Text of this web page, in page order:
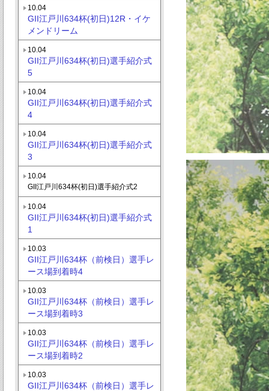
10.04
GII江戸川634杯(初日)12R・イケ
メンドリーム
10.04
GII江戸川634杯(初日)選手紹介式
5
10.04
GII江戸川634杯(初日)選手紹介式
4
10.04
GII江戸川634杯(初日)選手紹介式
3
10.04
GII江戸川634杯(初日)選手紹介式2
10.04
GII江戸川634杯(初日)選手紹介式
1
10.03
GII江戸川634杯（前検日）選手レ
ース場到着時4
10.03
GII江戸川634杯（前検日）選手レ
ース場到着時3
10.03
GII江戸川634杯（前検日）選手レ
ース場到着時2
10.03
GII江戸川634杯（前検日）選手レ